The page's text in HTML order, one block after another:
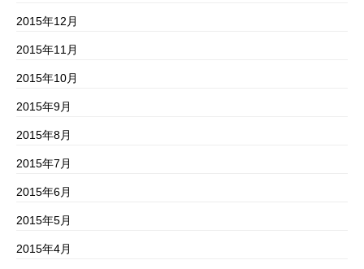
2015年12月
2015年11月
2015年10月
2015年9月
2015年8月
2015年7月
2015年6月
2015年5月
2015年4月